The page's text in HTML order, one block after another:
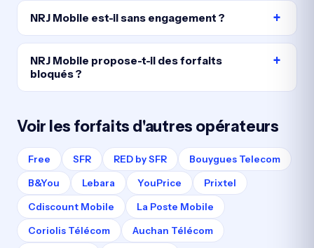
NRJ Mobile est-il sans engagement ?
NRJ Mobile propose-t-il des forfaits
bloqués ?
Voir les forfaits d'autres opérateurs
Free SFR RED by SFR Bouygues Telecom
B&You Lebara YouPrice Prixtel
Cdiscount Mobile La Poste Mobile
Coriolis Télécom Auchan Télécom